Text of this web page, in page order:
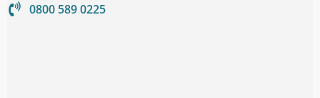
0800 589 0225